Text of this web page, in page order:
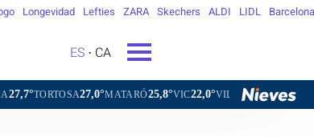
Longevidad Lefties ZARA Skechers ALDI LIDL Barcelona
ES CA
MATARÓ25,8°VIC22,0°VILAFRANCA DEL PENEDÈS24,4°